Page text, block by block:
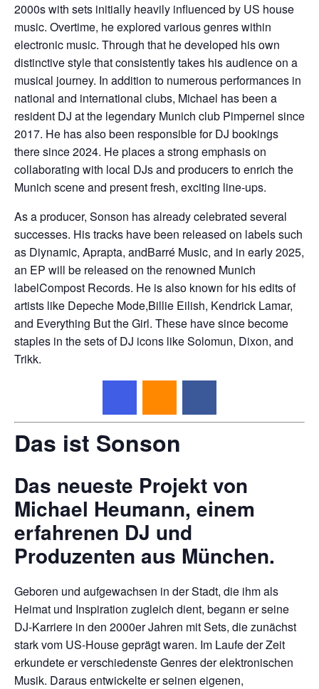
2000s with sets initially heavily influenced by US house
music. Overtime, he explored various genres within
electronic music. Through that he developed his own
distinctive style that consistently takes his audience on a
musical journey. In addition to numerous performances in
national and international clubs, Michael has been a
resident DJ at the legendary Munich club Pimpernel since
2017. He has also been responsible for DJ bookings
there since 2024. He places a strong emphasis on
collaborating with local DJs and producers to enrich the
Munich scene and present fresh, exciting line-ups.
As a producer, Sonson has already celebrated several
successes. His tracks have been released on labels such
as Diynamic, Aprapta, andBarré Music, and in early 2025,
an EP will be released on the renowned Munich
labelCompost Records. He is also known for his edits of
artists like Depeche Mode,Billie Eilish, Kendrick Lamar,
and Everything But the Girl. These have since become
staples in the sets of DJ icons like Solomun, Dixon, and
Trikk.
Das ist Sonson
Das neueste Projekt von
Michael Heumann, einem
erfahrenen DJ und
Produzenten aus München.
Geboren und aufgewachsen in der Stadt, die ihm als
Heimat und Inspiration zugleich dient, begann er seine
DJ-Karriere in den 2000er Jahren mit Sets, die zunächst
stark vom US-House geprägt waren. Im Laufe der Zeit
erkundete er verschiedenste Genres der elektronischen
Musik. Daraus entwickelte er seinen eigenen,